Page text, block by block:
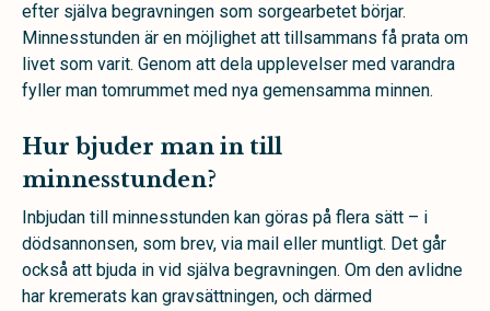
efter själva begravningen som sorgearbetet börjar.
Minnesstunden är en möjlighet att tillsammans få prata om
livet som varit. Genom att dela upplevelser med varandra
fyller man tomrummet med nya gemensamma minnen.
Hur bjuder man in till
minnesstunden?
Inbjudan till minnesstunden kan göras på flera sätt – i
dödsannonsen, som brev, via mail eller muntligt. Det går
också att bjuda in vid själva begravningen. Om den avlidne
har kremerats kan gravsättningen, och därmed